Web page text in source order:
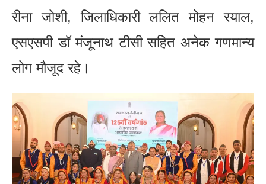
रीना जोशी, जिलाधिकारी ललित मोहन रयाल,
एसएसपी डॉ मंजूनाथ टीसी सहित अनेक गणमान्य
लोग मौजूद रहे।